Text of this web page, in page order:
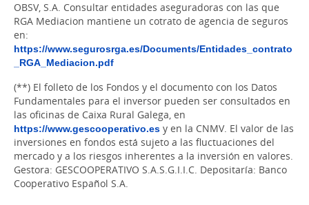
OBSV, S.A. Consultar entidades aseguradoras con las que
RGA Mediacion mantiene un cotrato de agencia de seguros
en:
https://www.segurosrga.es/Documents/Entidades_contrato
_RGA_Mediacion.pdf
(**) El folleto de los Fondos y el documento con los Datos
Fundamentales para el inversor pueden ser consultados en
las oficinas de Caixa Rural Galega, en
https://www.gescooperativo.es y en la CNMV. El valor de las
inversiones en fondos está sujeto a las fluctuaciones del
mercado y a los riesgos inherentes a la inversión en valores.
Gestora: GESCOOPERATIVO S.A.S.G.I.I.C. Depositaría: Banco
Cooperativo Español S.A.